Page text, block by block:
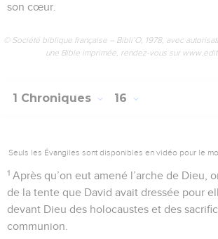
son cœur.
© Société biblique française – Bibli’O, 1978, avec
une Bible imprimée, rendez-vous sur
1 Chroniques 16
Seuls les Évangiles sont disponibles en vidéo pour le
1 Après qu’on eut amené l’arche de Dieu,
de la tente que David avait dressée pour
devant Dieu des holocaustes et des
communion.